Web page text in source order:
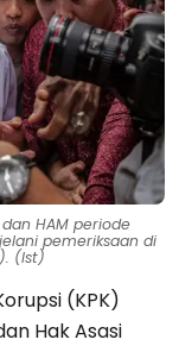
dan HAM periode
pemeriksaan di
(Ist)
(KPK)
Hak Asasi